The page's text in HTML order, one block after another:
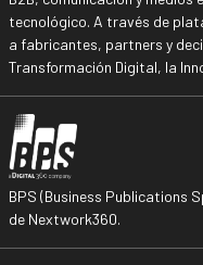
tecnológico. A través de
a fabricantes, partners y
Transformación Digital, la
BPS (Business Publications
de Nextwork360.